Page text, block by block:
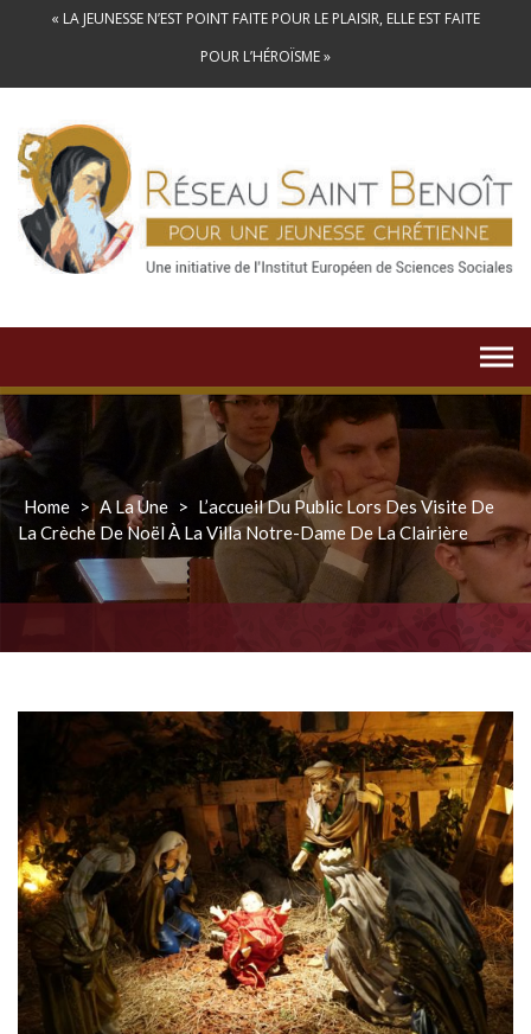
« LA JEUNESSE N’EST POINT FAITE POUR LE PLAISIR, ELLE EST FAITE
POUR L’HÉROÏSME »
Home > A La Une > L’accueil Du Public Lors Des Visite De
La Crèche De Noël À La Villa Notre-Dame De La Clairière